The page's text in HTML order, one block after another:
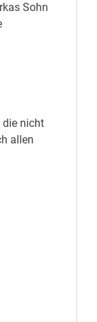
Sohn
die nicht
allen